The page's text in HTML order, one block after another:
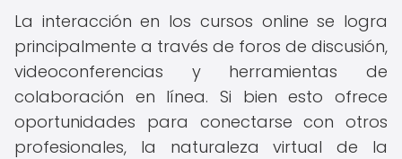
La interacción en los cursos online se logra
principalmente a través de foros de discusión,
videoconferencias y herramientas de
colaboración en línea. Si bien esto ofrece
oportunidades para conectarse con otros
profesionales, la naturaleza virtual de la